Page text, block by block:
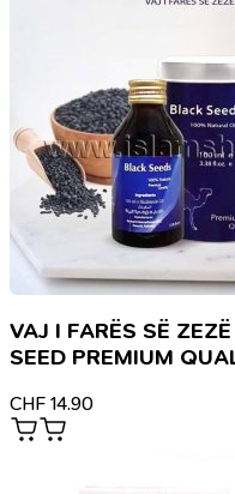
VAJ I FARËS SË
SEED PREMIUM
CHF 14.90